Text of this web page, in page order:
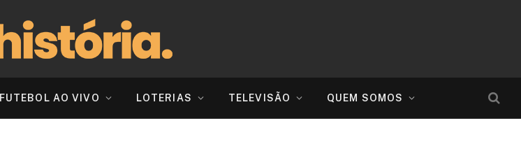
FUTEBOL AO VIVO LOTERIAS TELEVISÃO QUEM SOMOS